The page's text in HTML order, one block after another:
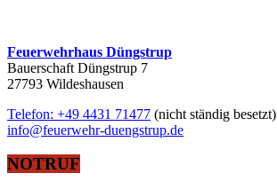
Feuerwehrhaus Düngstrup
Bauerschaft Düngstrup 7
27793 Wildeshausen
Telefon: +49 4431 71477 (nicht ständig besetzt)
info@feuerwehr-duengstrup.de
NOTRUF